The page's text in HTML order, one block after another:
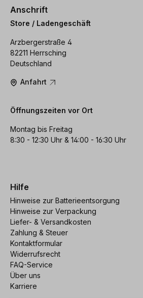
Anschrift
Store / Ladengeschäft
Arzbergerstraße 4
82211 Herrsching
Deutschland
Anfahrt
Öffnungszeiten vor Ort
Montag bis Freitag
8:30 - 12:30 Uhr & 14:00 - 16:30 Uhr
Hilfe
Hinweise zur Batterieentsorgung
Hinweise zur Verpackung
Liefer- & Versandkosten
Zahlung & Steuer
Kontaktformular
Widerrufsrecht
FAQ-Service
Über uns
Karriere